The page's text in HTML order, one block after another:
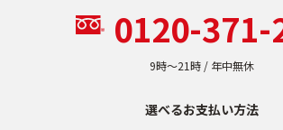
ゆるみ・ハリ
毛穴・キメ
0120-371-
9時〜21時 / 年中無休
選べるお支払い方法